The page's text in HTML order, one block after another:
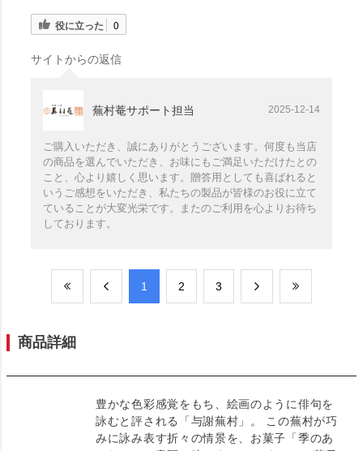
役に立った 0
サイトからの返信
蕪村菴サポート担当 2025-12-14
ご購入いただき、誠にありがとうございます。何度も当店
の商品を選んでいただき、お味にもご満足いただけたとの
こと、心より嬉しく思います。贈答用としても喜ばれると
いうご感想をいただき、私たちの製品が皆様のお役に立て
ていることが大変光栄です。またのご利用を心よりお待ち
しております。
​1 ​2 ​3
商品詳細
豊かな色彩感覚をもち、絵画のように俳句を
詠むと評される「与謝蕪村」。 この蕪村が巧
みに詠み表す折々の情景を、お菓子「季のあ